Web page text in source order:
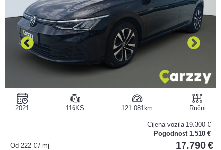
2021 116KS 121.081 Ručni
Cijena vozila 19.300 €
Pogodnost 1.510 €
Od 222 € / mj 17.790